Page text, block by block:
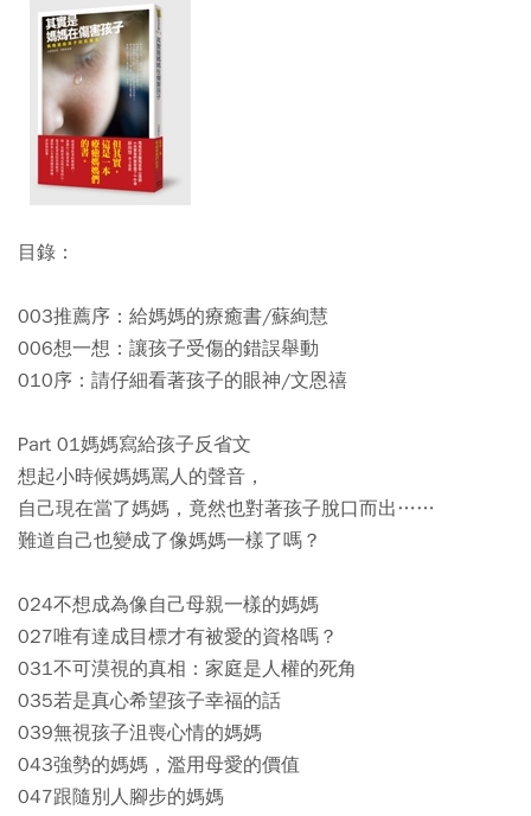
目錄：
003推薦序：給媽媽的療癒書/蘇絢慧
006想一想：讓孩子受傷的錯誤舉動
010序：請仔細看著孩子的眼神/文恩禧
Part 01媽媽寫給孩子反省文
想起小時候媽媽罵人的聲音，
自己現在當了媽媽，竟然也對著孩子脫口而出……
難道自己也變成了像媽媽一樣了嗎？
024不想成為像自己母親一樣的媽媽
027唯有達成目標才有被愛的資格嗎？
031不可漠視的真相：家庭是人權的死角
035若是真心希望孩子幸福的話
039無視孩子沮喪心情的媽媽
043強勢的媽媽，濫用母愛的價值
047跟隨別人腳步的媽媽